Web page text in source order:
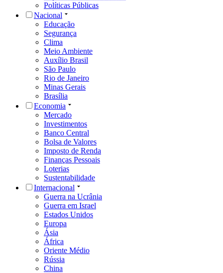
Políticas Públicas
Nacional
Educação
Segurança
Clima
Meio Ambiente
Auxílio Brasil
São Paulo
Rio de Janeiro
Minas Gerais
Brasília
Economia
Mercado
Investimentos
Banco Central
Bolsa de Valores
Imposto de Renda
Finanças Pessoais
Loterias
Sustentabilidade
Internacional
Guerra na Ucrânia
Guerra em Israel
Estados Unidos
Europa
Ásia
África
Oriente Médio
Rússia
China